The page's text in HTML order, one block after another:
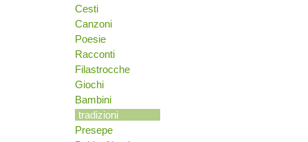
Cesti
Canzoni
Poesie
Racconti
Filastrocche
Giochi
Bambini
tradizioni
Presepe